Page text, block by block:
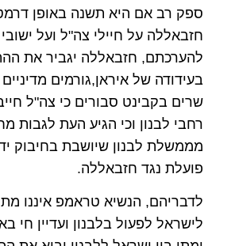
ספק רב אם היא תשנה באופן
חזבאללה על חיילי צה"ל ועל ישובי
להערכתם, חזבאללה יגביר את
בעידודה של איראן,גורמים
שרים בקבינט סבורים כי צה"ל
רחבי לבנון וכי הגיע העת לגבות
מממשלת לבנון שיושבת בחיבוק
פועלת נגד חזבאללה.
לדבריהם, הנשיא טראמפ איננו
לישראל לפעול בלבנון ועדיין חי